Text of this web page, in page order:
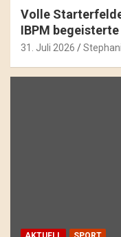
Volle
IBPM
31. Juli 2026